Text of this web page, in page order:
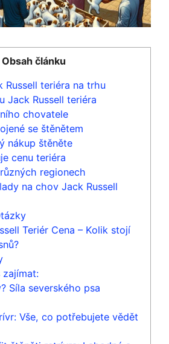
Obsah článku
Russell teriéra na trhu
Jack Russell teriéra
chovatele
se štěnětem
nákup štěněte
cenu teriéra
regionech
na chov Jack Russell
Teriér Cena – Kolik stojí
zajímat:
Síla severského psa
Vše, co potřebujete vědět